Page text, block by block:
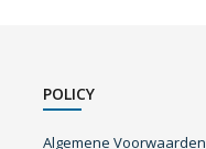
POLICY
Algemene Voorwaarden